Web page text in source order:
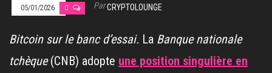
05/01/2026 0 ParCRYPTOLOUNGE
Bitcoin sur le banc d’essai. La Banque nationale
tchèque(CNB) adopte une position singulière en